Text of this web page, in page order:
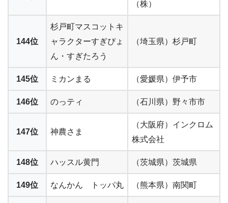
（株）
144位
杉戸町マスコットキ
ャラクターすぎぴょ
ん・すぎたろう
（埼玉県）杉戸町
145位 ミカンまる （愛媛県）伊予市
146位 のっティ （石川県）野々市市
147位 神農さま
（大阪府）インクロム
株式会社
148位 ハッスル黄門 （茨城県）茨城県
149位 なんかん トッパ丸 （熊本県）南関町